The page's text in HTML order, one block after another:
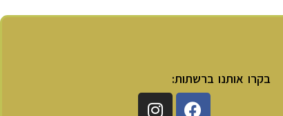
בקרו אותנו ברשתות: